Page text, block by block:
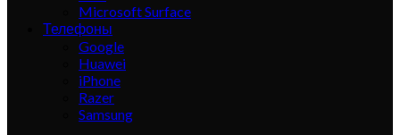
Microsoft Surface
Телефоны
Google
Huawei
iPhone
Razer
Samsung